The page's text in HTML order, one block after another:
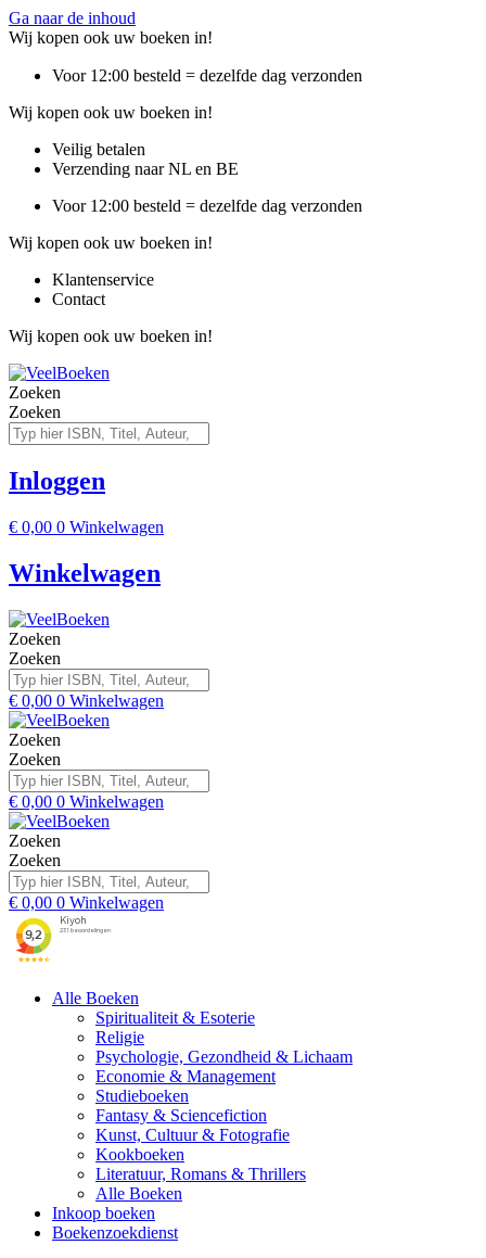
Ga naar de inhoud
Wij kopen ook uw boeken in!
Voor 12:00 besteld = dezelfde dag verzonden
Wij kopen ook uw boeken in!
Veilig betalen
Verzending naar NL en BE
Voor 12:00 besteld = dezelfde dag verzonden
Wij kopen ook uw boeken in!
Klantenservice
Contact
Wij kopen ook uw boeken in!
Zoeken
Zoeken
Inloggen
€ 0,00 0 Winkelwagen
Winkelwagen
Zoeken
Zoeken
€ 0,00 0 Winkelwagen
Zoeken
Zoeken
€ 0,00 0 Winkelwagen
Zoeken
Zoeken
€ 0,00 0 Winkelwagen
Alle Boeken
Spiritualiteit & Esoterie
Religie
Psychologie, Gezondheid & Lichaam
Economie & Management
Studieboeken
Fantasy & Sciencefiction
Kunst, Cultuur & Fotografie
Kookboeken
Literatuur, Romans & Thrillers
Alle Boeken
Inkoop boeken
Boekenzoekdienst